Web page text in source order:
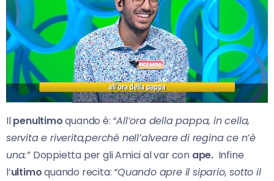
Ilpenultimoquando è: “All’ora della pappa, in cella,
servita e riverita,perché nell’alveare di regina ce n’è
una.” Doppietta per gli Amici al var con ape. Infine
l’ultimoquando recita: “Quando apre il sipario, sotto il